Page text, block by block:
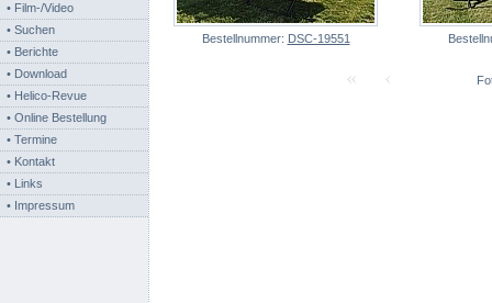
• Film-/Video
• Suchen
• Berichte
• Download
• Helico-Revue
• Online Bestellung
• Termine
• Kontakt
• Links
• Impressum
Bestellnummer: DSC-19551